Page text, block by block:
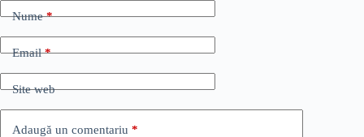
Nume*
Email*
Site web
Adaugă un comentariu *